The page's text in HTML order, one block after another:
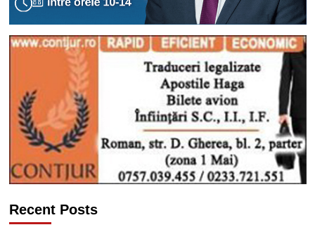
Recent Posts